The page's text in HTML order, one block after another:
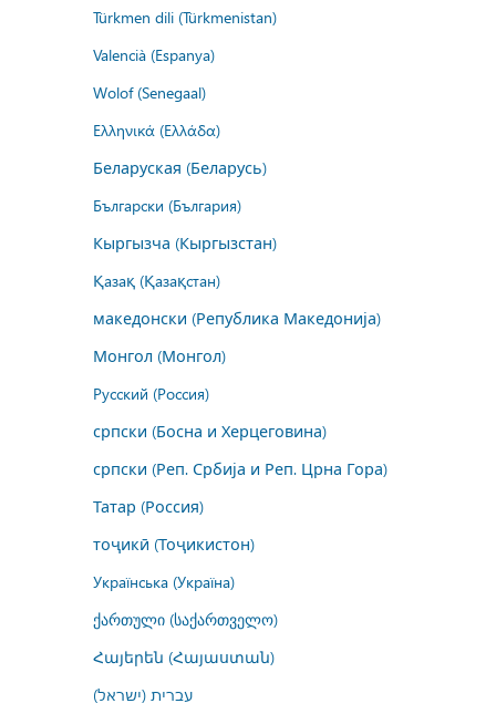
Türkmen dili (Türkmenistan)
Valencià (Espanya)
Wolof (Senegaal)
Ελληνικά (Ελλάδα)
Беларуская (Беларусь)
Български (България)
Кыргызча (Кыргызстан)
Қазақ (Қазақстан)
македонски (Република Македонија)
Монгол (Монгол)
Русский (Россия)
српски (Босна и Херцеговина)
српски (Реп. Србија и Реп. Црна Гора)
Татар (Россия)
тоҷикӣ (Тоҷикистон)
Українська (Україна)
ქართული (საქართველო)
Հայերեն (Հայաստան)
עברית (ישראל)